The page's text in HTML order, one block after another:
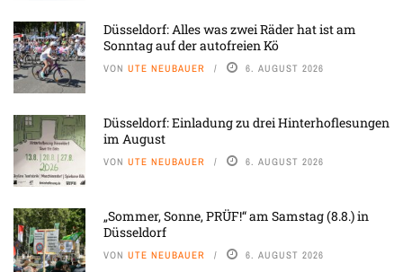
Düsseldorf: Alles was zwei Räder hat ist am
Sonntag auf der autofreien Kö
VON UTE NEUBAUER 6. AUGUST 2026
Düsseldorf: Einladung zu drei Hinterhoflesungen
im August
VON UTE NEUBAUER 6. AUGUST 2026
„Sommer, Sonne, PRÜF!“ am Samstag (8.8.) in
Düsseldorf
VON UTE NEUBAUER 6. AUGUST 2026